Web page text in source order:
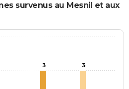
survenus au Mesnil et aux
3 3